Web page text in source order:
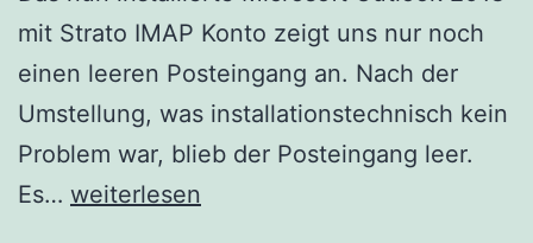
mit Strato IMAP Konto zeigt uns nur noch
einen leeren Posteingang an. Nach der
Umstellung, was installationstechnisch kein
Problem war, blieb der Posteingang leer.
Es… Microsoft
weiterlesen